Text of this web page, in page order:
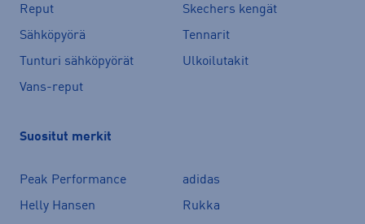
Reput
Skechers kengät
Sähköpyörä
Tennarit
Tunturi sähköpyörät
Ulkoilutakit
Vans-reput
Suositut merkit
Peak Performance
adidas
Helly Hansen
Rukka